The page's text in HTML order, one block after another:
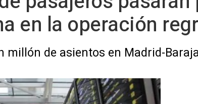
en la operación
millón de asientos en Madrid-